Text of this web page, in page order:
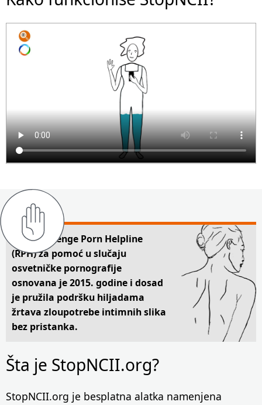
Linija Revenge Porn Helpline
(RPH) za pomoć u slučaju
osvetničke pornografije
osnovana je 2015. godine i dosad
je pružila podršku hiljadama
žrtava zloupotrebe intimnih slika
bez pristanka.
Šta je StopNCII.org?
StopNCII.org je besplatna alatka namenjena